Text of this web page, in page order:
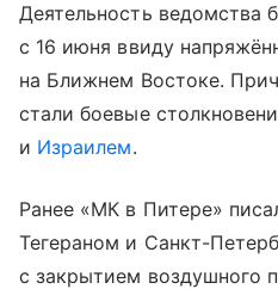
Деятельность ведомства
с 16 июня ввиду
на Ближнем Востоке.
стали боевые
и Израилем.
Ранее «МК в Питере»
Тегераном и Санкт-
с закрытием воздушного